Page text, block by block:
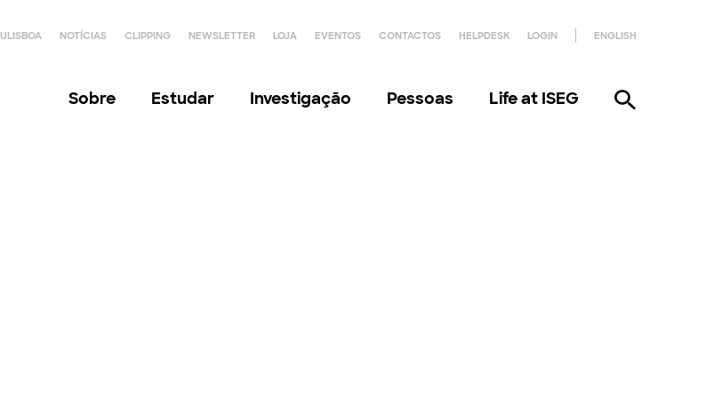
ULISBOA NOTÍCIAS CLIPPING NEWSLETTER LOJA EVENTOS CONTACTOS HELPDESK LOGIN ENGLISH
Sobre Estudar Investigação Pessoas Life at ISEG